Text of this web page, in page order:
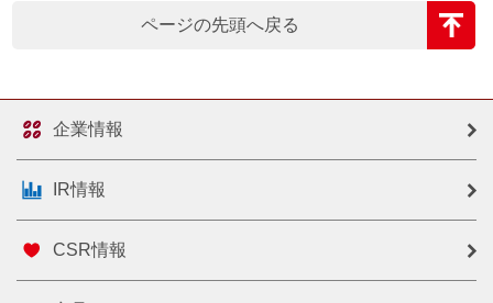
ページの先頭へ戻る
企業情報
IR情報
CSR情報